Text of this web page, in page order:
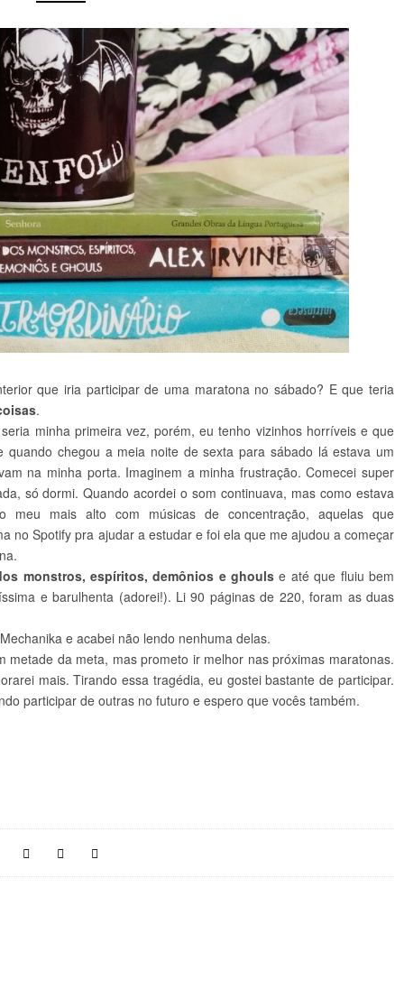
que iria participar de uma maratona no sábado? E que teria
.
minha primeira vez, porém, eu tenho vizinhos horríveis e que
chegou a meia noite de sexta para sábado lá estava um
na minha porta. Imaginem a minha frustração. Comecei super
só dormi. Quando acordei o som continuava, mas como estava
mais alto com músicas de concentração, aquelas que
no Spotify pra ajudar a estudar e foi ela que me ajudou a começar
monstros, espíritos, demônios e ghouls e até que fluiu bem
e barulhenta (adorei!). Li 90 páginas de 220, foram as duas
e acabei não lendo nenhuma delas.
metade da meta, mas prometo ir melhor nas próximas maratonas.
mais. Tirando essa tragédia, eu gostei bastante de participar.
participar de outras no futuro e espero que vocês também.